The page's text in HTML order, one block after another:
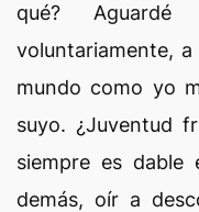
qué?
voluntariamente,
mundo como yo
suyo. ¿Juventud
siempre es dable
demás, oír a